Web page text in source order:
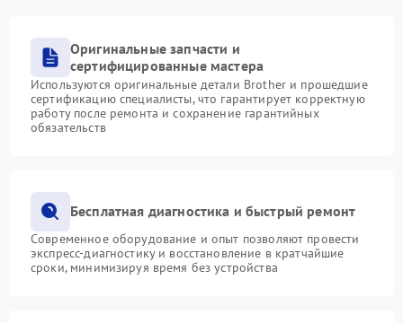
Оригинальные запчасти и
сертифицированные мастера
Используются оригинальные детали Brother и прошедшие
сертификацию специалисты, что гарантирует корректную
работу после ремонта и сохранение гарантийных
обязательств
Бесплатная диагностика и быстрый ремонт
Современное оборудование и опыт позволяют провести
экспресс-диагностику и восстановление в кратчайшие
сроки, минимизируя время без устройства